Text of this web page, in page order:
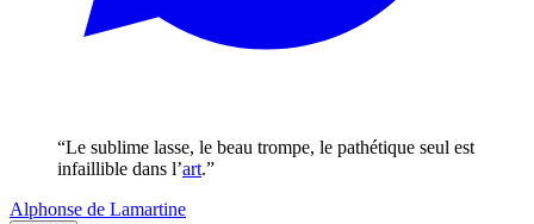
“Le sublime lasse, le beau trompe, le pathétique seul est
infaillible dans l’art.”
Alphonse de Lamartine